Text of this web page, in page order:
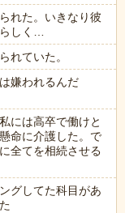
れた。いきなり彼
しく…
れていた。
嫌われるんだ
には高卒で働けと
命に介護した。で
全てを相続させる
グしてた科目があ